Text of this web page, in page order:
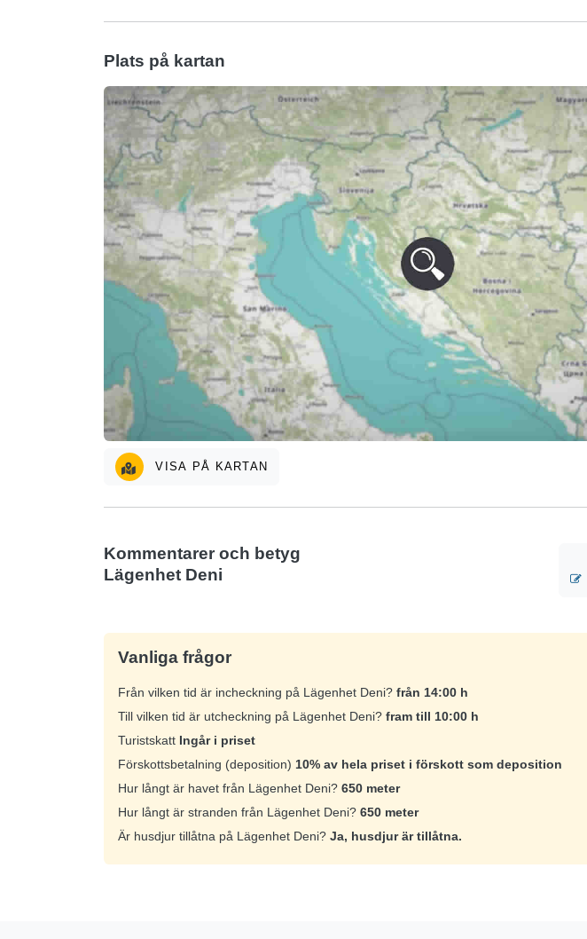
Plats på kartan
VISA PÅ KARTAN
Kommentarer och betyg
Lägenhet Deni
Vanliga frågor
Från vilken tid är incheckning på Lägenhet Deni? från 14:00 h
Till vilken tid är utcheckning på Lägenhet Deni? fram till 10:00 h
Turistskatt Ingår i priset
Förskottsbetalning (deposition) 10% av hela priset i förskott som deposition
Hur långt är havet från Lägenhet Deni? 650 meter
Hur långt är stranden från Lägenhet Deni? 650 meter
Är husdjur tillåtna på Lägenhet Deni? Ja, husdjur är tillåtna.